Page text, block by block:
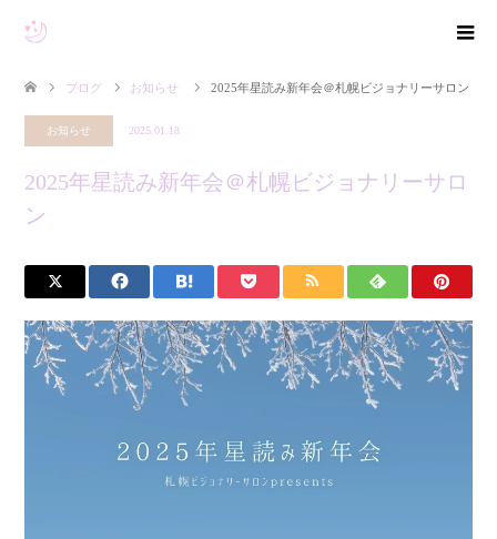
ブログ お知らせ 2025年星読み新年会＠札幌ビジョナリーサロン
お知らせ 2025.01.18
2025年星読み新年会＠札幌ビジョナリーサロ
ン